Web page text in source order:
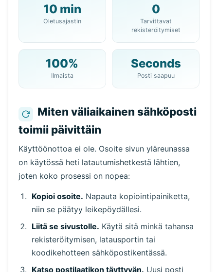
10 minuutin
sähköpostiosoitteesi:
Kopioi QR
Seuraava päivitys
Lähettäjä Aihe Toiminto
Odotetaan saapuvia sähköposteja...
10 min
Oletusajastin
0
Tarvittavat
rekisteröitymiset
100%
Ilmaista
Seconds
Posti saapuu
Miten väliaikainen sähköposti
toimii päivittäin
Käyttöönottoa ei ole. Osoite sivun yläreunassa
on käytössä heti latautumishetkestä lähtien,
joten koko prosessi on nopea:
Kopioi osoite. Napauta kopiointipainiketta,
niin se päätyy leikepöydällesi.
Liitä se sivustolle. Käytä sitä minkä tahansa
rekisteröitymisen, latausportin tai
koodikehotteen sähköpostikentässä.
Katso postilaatikon täyttyvän. Uusi posti